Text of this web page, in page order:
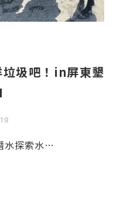
圾吧！in屏東墾
水探索水…